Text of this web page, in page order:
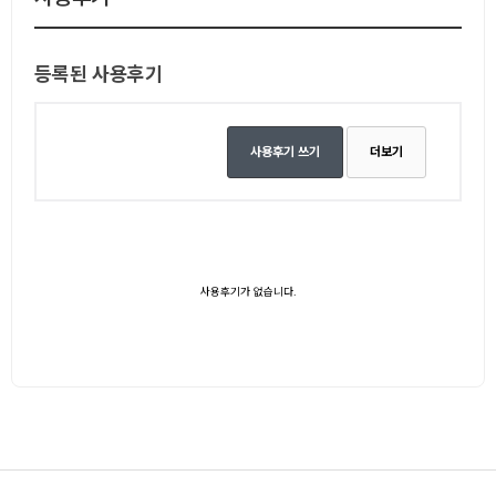
등록된 사용후기
사용후기 쓰기 더보기
사용후기가 없습니다.